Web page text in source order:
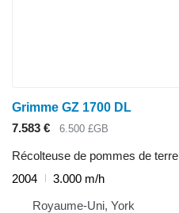
Grimme GZ 1700 DL
7.583 €
6.500 £GB
Récolteuse de pommes de terre
2004
3.000 m/h
Royaume-Uni, York